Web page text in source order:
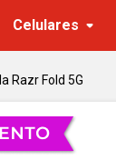
Celulares
Razr Fold 5G